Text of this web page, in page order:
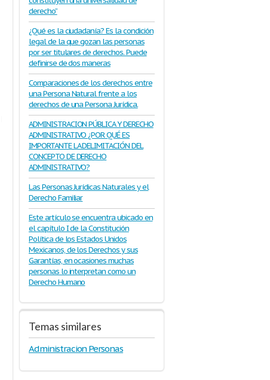
derecho”
¿Qué es la ciudadanía? Es la condición
legal de la que gozan las personas
por ser titulares de derechos. Puede
definirse de dos maneras
Comparaciones de los derechos entre
una Persona Natural frente a los
derechos de una Persona Jurídica.
ADMINISTRACION PÚBLICA Y DERECHO
ADMINISTRATIVO ¿POR QUÉ ES
IMPORTANTE LA DELIMITACIÓN DEL
CONCEPTO DE DERECHO
ADMINISTRATIVO?
Las Personas Jurídicas Naturales y el
Derecho Familiar
Este artículo se encuentra ubicado en
el capítulo I de la Constitución
Política de los Estados Unidos
Mexicanos, de los Derechos y sus
Garantías, en ocasiones muchas
personas lo interpretan como un
Derecho Humano
Temas similares
Administracion Personas